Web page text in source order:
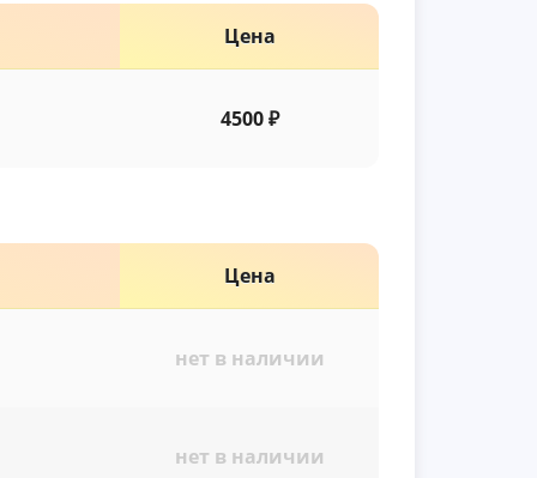
Цена
4500 ₽
Цена
нет в наличии
нет в наличии